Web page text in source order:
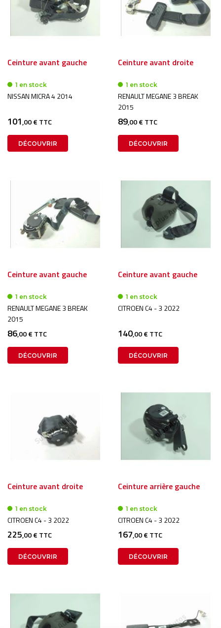
Ceinture avant gauche
1 en stock
NISSAN MICRA 4 2014
101,00 € TTC
DÉCOUVRIR
Ceinture avant droite
1 en stock
RENAULT MEGANE 3 BREAK
2015
89,00 € TTC
DÉCOUVRIR
Ceinture avant gauche
1 en stock
RENAULT MEGANE 3 BREAK
2015
86,00 € TTC
DÉCOUVRIR
Ceinture avant gauche
1 en stock
CITROEN C4 - 3 2022
140,00 € TTC
DÉCOUVRIR
Ceinture avant droite
1 en stock
CITROEN C4 - 3 2022
225,00 € TTC
DÉCOUVRIR
Ceinture arrière gauche
1 en stock
CITROEN C4 - 3 2022
167,00 € TTC
DÉCOUVRIR